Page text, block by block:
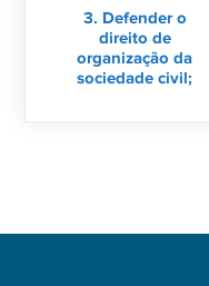
3. Defender o
direito de
organização da
sociedade civil;